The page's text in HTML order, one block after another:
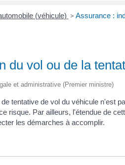
(véhicule) > Assurance :
du vol ou de la
et administrative (Premier ministre)
tentative de vol du véhicule n'est
risque. Par ailleurs, l'étendue de
les démarches à accomplir.